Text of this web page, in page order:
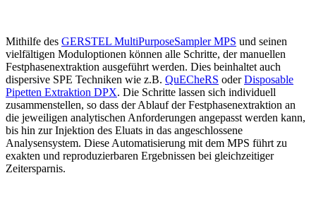
Mithilfe des GERSTEL MultiPurposeSampler MPS und seinen
vielfältigen Moduloptionen können alle Schritte, der manuellen
Festphasenextraktion ausgeführt werden. Dies beinhaltet auch
dispersive SPE Techniken wie z.B. QuECheRS oderDisposable
Pipetten Extraktion DPX. Die Schritte lassen sich individuell
zusammenstellen, so dass der Ablauf der Festphasenextraktion an
die jeweiligen analytischen Anforderungen angepasst werden kann,
bis hin zur Injektion des Eluats in das angeschlossene
Analysensystem. Diese Automatisierung mit dem MPS führt zu
exakten und reproduzierbaren Ergebnissen bei gleichzeitiger
Zeitersparnis.